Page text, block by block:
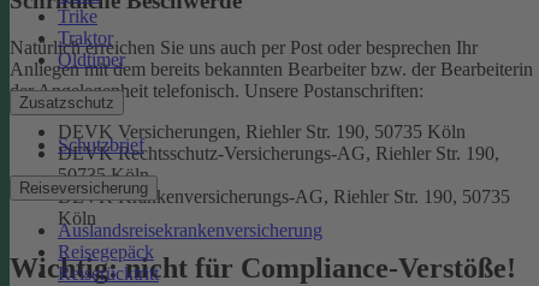
Trike
Traktor
Oldtimer
Zusatzschutz
Schutzbrief
Reiseversicherung
Auslandsreisekrankenversicherung
Reisegepäck
Reiserücktritt
Natürlich erreichen Sie uns auch per Post oder besprechen Ihr
Anliegen mit dem bereits bekannten Bearbeiter bzw. der Bearbeiterin
der Angelegenheit telefonisch. Unsere Postanschriften:
DEVK Versicherungen, Riehler Str. 190, 50735 Köln
DEVK Rechtsschutz-Versicherungs-AG, Riehler Str. 190,
50735 Köln
DEVK Krankenversicherungs-AG, Riehler Str. 190, 50735
Köln
Wichtig: nicht für Compliance-Verstöße!